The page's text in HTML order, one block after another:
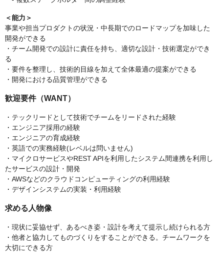
＜能力＞
事業や担当プロダクトの状況・中長期でのロードマップを加味した
開発ができる
・チーム開発での設計に責任を持ち、適切な設計・技術選定ができ
る
・要件を整理し、技術的目線を加えて全体最適の提案ができる
・開発における品質管理ができる
歓迎要件（WANT）
・テックリードとして技術でチームをリードされた経験
・エンジニア採用の経験
・エンジニアの育成経験
・英語での実務経験(レベルは問いません)
・マイクロサービスやREST APIを利用したシステム間連携を利用し
たサービスの設計・開発
・AWSなどのクラウドコンピューティングの利用経験
・デザインシステムの実装・利用経験
求める人物像
・現状に妥協せず、あるべき姿・設計を考えて提示し続けられる方
・他者と協力してものづくりをすることができる。チームワークを
大切にできる方